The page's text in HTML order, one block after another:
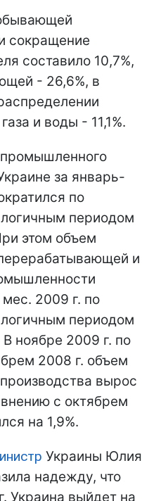
сокращение
составило 10,7%,
- 26,6%, в
и воды - 11,1%.
за январь-
по
периодом
этом объем
и
мес. 2009 г. по
периодом
ноябре 2009 г. по
2008 г. объем
вырос
с октябрем
на 1,9%.
Украины Юлия
надежду, что
Украина выйдет на